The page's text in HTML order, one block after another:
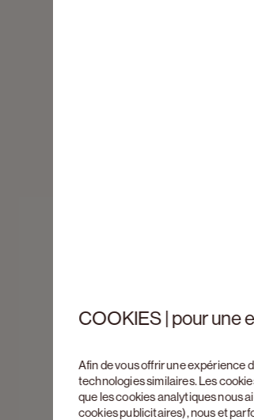
COOKIES | pour une
Afin de vous offrir une expérience
technologies similaires. Les
que les cookies analytiques nous
cookies publicitaires), nous et